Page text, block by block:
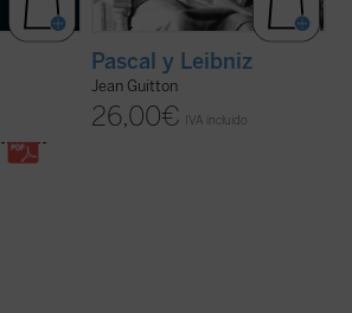
Pascal y Leibniz
Jean Guitton
26,00€ IVA incluido